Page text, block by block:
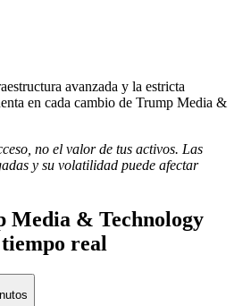
avanzada y la estricta
en cada cambio de Trump Media &
no el valor de tus activos. Las
y su volatilidad puede afectar
Media & Technology
real